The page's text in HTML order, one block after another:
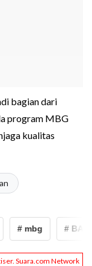
bagian dari
program MBG
kualitas
# mbg #